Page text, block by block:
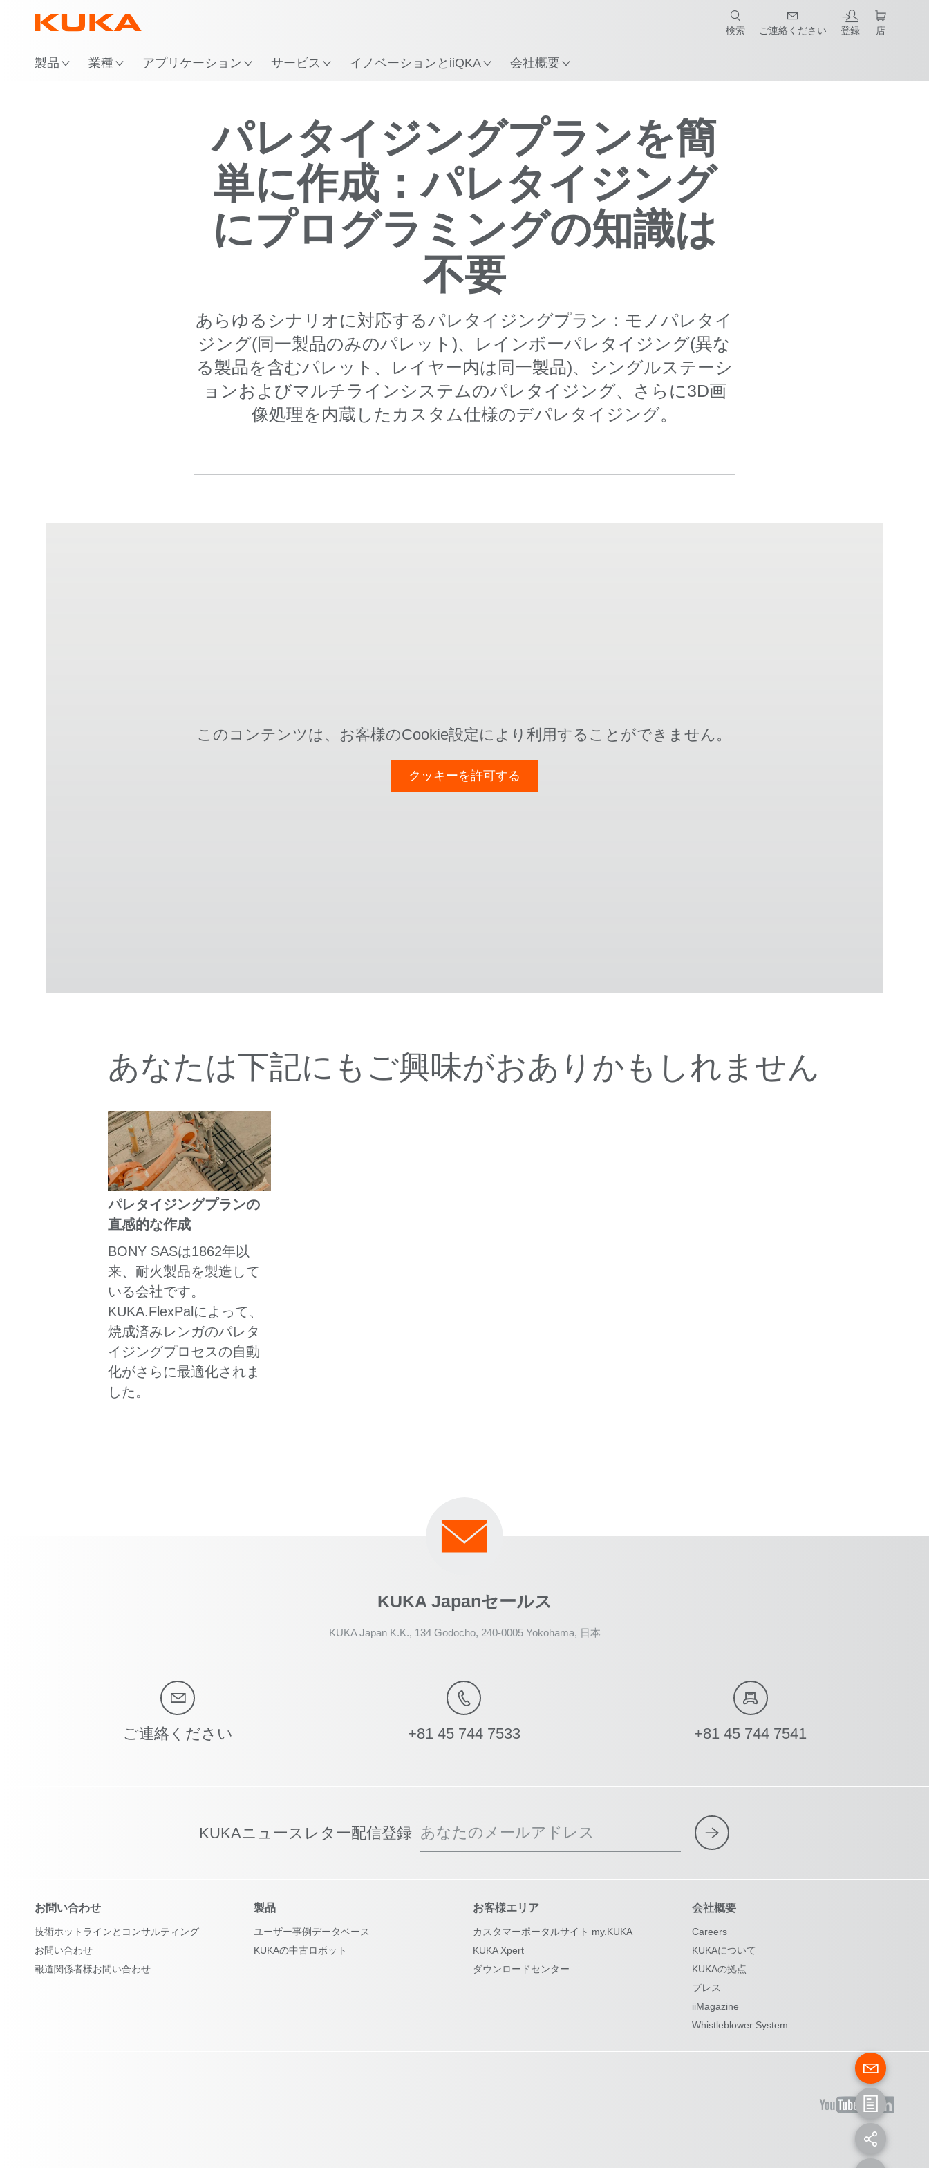
製品 業種 アプリケーション サービス イノベーションとiiQKA 会社概要
検索 ご連絡ください 登録 店
動画
パレタイジングプランを簡
単に作成：パレタイジング
にプログラミングの知識は
不要
あらゆるシナリオに対応するパレタイジングプラン：モノパレタイ
ジング(同一製品のみのパレット)、レインボーパレタイジング(異な
る製品を含むパレット、レイヤー内は同一製品)、シングルステーシ
ョンおよびマルチラインシステムのパレタイジング、さらに3D画
像処理を内蔵したカスタム仕様のデパレタイジング。
このコンテンツは、お客様のCookie設定により利用することができません。
クッキーを許可する
あなたは下記にもご興味がおありかもしれません
パレタイジングプランの
直感的な作成
BONY SASは1862年以
来、耐火製品を製造して
いる会社です。
KUKA.FlexPalによって、
焼成済みレンガのパレタ
イジングプロセスの自動
化がさらに最適化されま
した。
KUKA Japanセールス
KUKA Japan K.K., 134 Godocho, 240-0005 Yokohama, 日本
ご連絡ください +81 45 744 7533 +81 45 744 7541
KUKAニュースレター配信登録 あなたのメールアドレス
お問い合わせ
技術ホットラインとコンサルティング
お問い合わせ
報道関係者様お問い合わせ
製品
ユーザー事例データベース
KUKAの中古ロボット
お客様エリア
カスタマーポータルサイト my.KUKA
KUKA Xpert
ダウンロードセンター
会社概要
Careers
KUKAについて
KUKAの拠点
プレス
iiMagazine
Whistleblower System